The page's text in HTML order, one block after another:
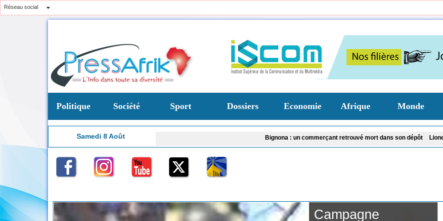
Réseau social
Politique Société Sport Dossiers Economie Afrique Monde
Samedi 8 Août Bignona : un commerçant retrouvé mort dans son dépôt Lionel Messi en
Affaire Pape